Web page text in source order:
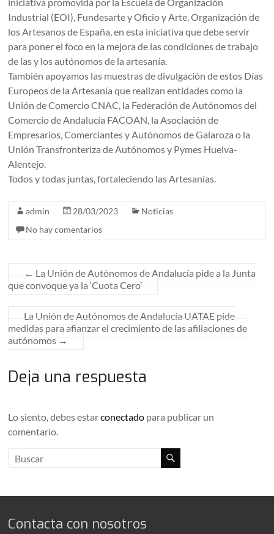
Industrial (EOI), Fundesarte y Oficio y Arte, Organización de
los Artesanos de España, en esta iniciativa que debe servir
para poner el foco en la mejora de las condiciones de trabajo
de las y los autónomos de la artesanía.
También apoyamos las muestras de divulgación de estos Días
Europeos de la Artesanía que realizan entidades como la
Unión de Comercio CNAC, la Federación de Autónomos del
Comercio de Andalucía FACOAN, la Asociación de
Empresarios, Comerciantes y Autónomos de Galaroza o la
Unión Transfronteriza de Autónomos y Pymes Huelva-
Alentejo.
Todos y todas juntas, fortaleciendo las Artesanías.
admin 28/03/2023
Noticias
No hay comentarios
← La Unión de Autónomos de Andalucía pide a la Junta
que convoque ya la ‘Cuota Cero’
La Unión de Autónomos de Andalucía UATAE pide
medidas para afianzar el crecimiento de las afiliaciones de
autónomos →
Deja una respuesta
Lo siento, debes estarconectado para publicar un
comentario.
Contacta con nosotros